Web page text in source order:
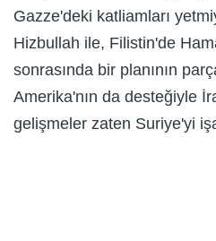
Gazze'deki katliamları
Hizbullah ile, Filistin'de
sonrasında bir planının
Amerika'nın da desteğiyle
gelişmeler zaten Suriye'yi